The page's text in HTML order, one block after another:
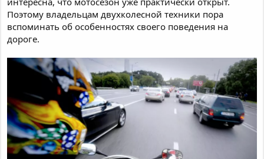
Поэтому владельцам двухколесной техники пора
вспоминать об особенностях своего поведения на
дороге.